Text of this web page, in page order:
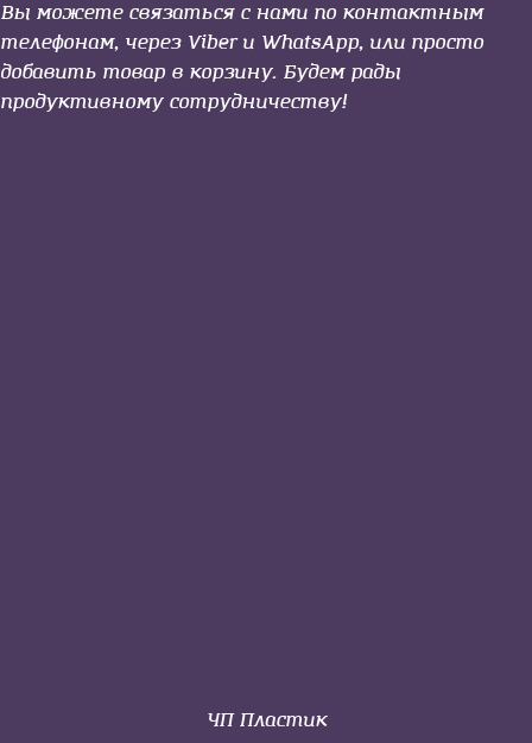
Вы можете связаться с нами по контактным
телефонам, через Viber и WhatsApp, или просто
добавить товар в корзину. Будем рады
продуктивному сотрудничеству!
ЧП Пластик